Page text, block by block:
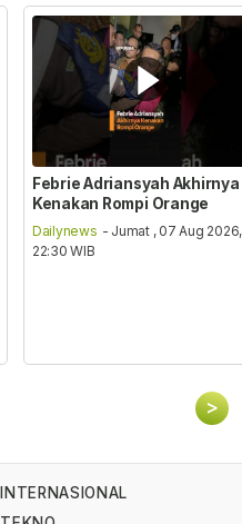
Febrie Adriansyah Akhirnya
Kenakan Rompi Orange
Dailynews - Jumat , 07 Aug 2026,
22:30 WIB
>
INTERNASIONAL